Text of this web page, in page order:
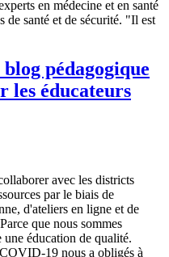
en médecine et en santé
de santé et de sécurité. "Il est
pédagogique
les éducateurs
avec les districts
par le biais de
d'ateliers en ligne et de
que nous sommes
éducation de qualité.
19 nous a obligés à